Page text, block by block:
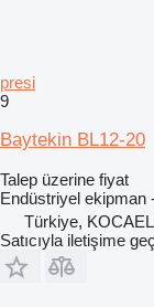
presi
9
Baytekin BL12-20
Talep üzerine fiyat
Endüstriyel ekipman
Türkiye,
Satıcıyla iletişime geç